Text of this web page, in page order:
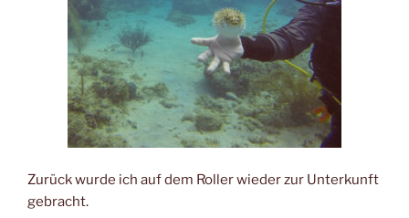
Zurück wurde ich auf dem Roller wieder zur Unterkunft
gebracht.